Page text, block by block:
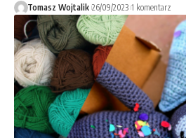
Tomasz Wojtalik 26/09/2023 1 komentarz